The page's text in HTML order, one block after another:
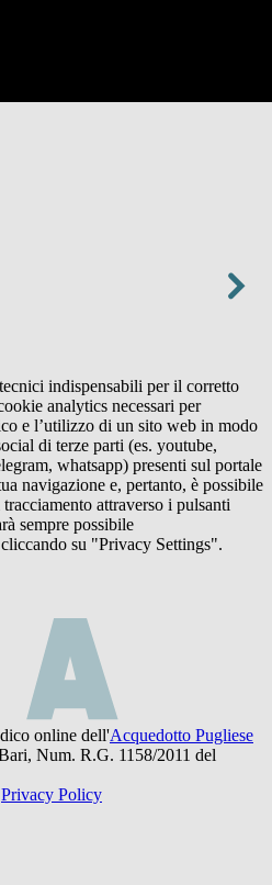
indispensabili per il corretto
analytics necessari per
e l’utilizzo di un sito web in modo
di terze parti (es. youtube,
whatsapp) presenti sul portale
navigazione e, pertanto, è possibile
attraverso i pulsanti
sempre possibile
su "Privacy Settings".
online dell'Acquedotto Pugliese
Num. R.G. 1158/2011 del
Privacy Policy